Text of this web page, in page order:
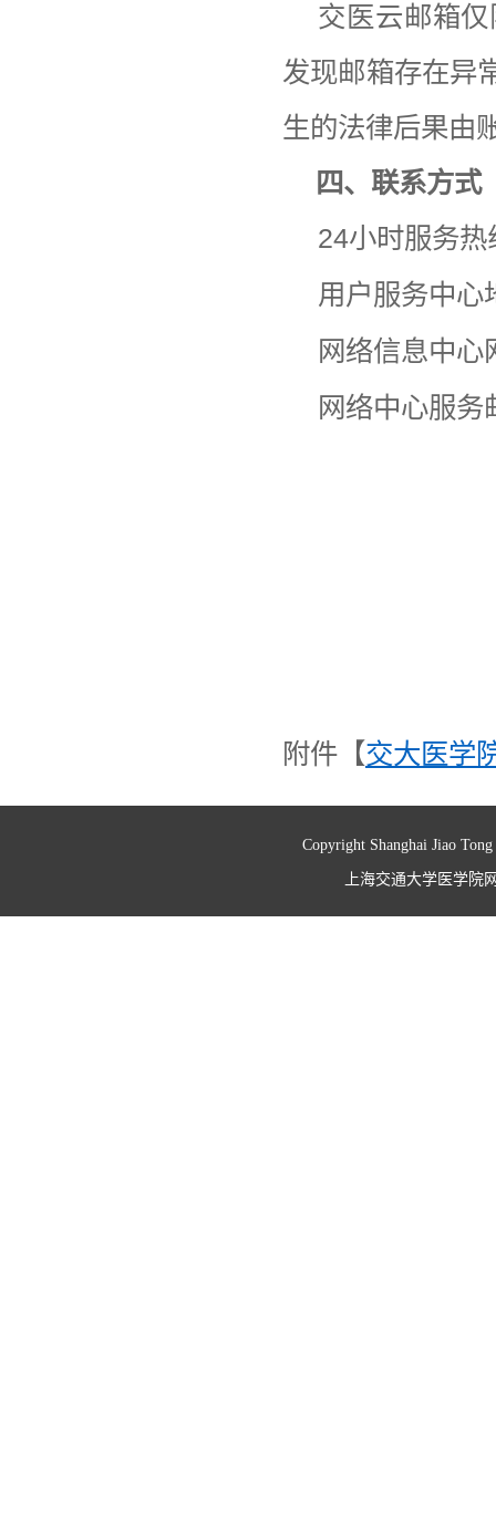
交医云邮箱仅
发现邮箱存在异
生的法律后果由
四、联系方式
24小时服务热
用户服务中心
网络信息中心
网络中心服务
附件【交大医学
Copyright Shanghai Jiao
上海交通大学医学院